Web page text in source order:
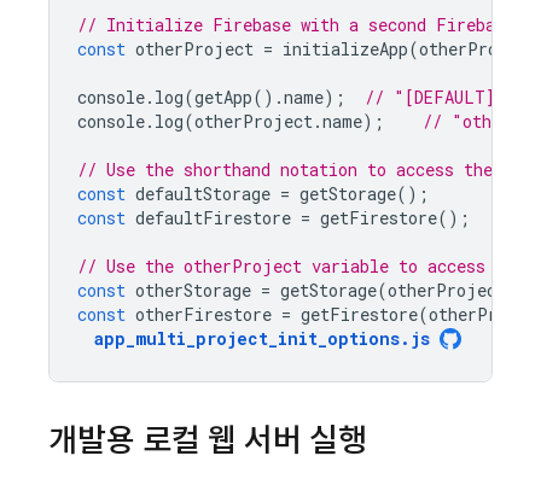
// Initialize Firebase with a second Firebase
const otherProject = initializeApp(
console. log(getApp().name);
// "[DEFAULT]"
console. log(otherProject.name); //
// Use the shorthand notation to access the
const defaultStorage = getStorage();
const defaultFirestore = getFirestore();
// Use the otherProject variable to access the
const otherStorage = getStorage(otherProject
const otherFirestore = getFirestore(
app_multi_project_init_options. js
개발용 로컬 웹 서버 실행